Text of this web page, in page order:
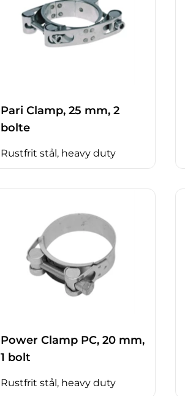
Pari Clamp, 25 mm, 2
bolte
Rustfrit stål, heavy duty
Power Clamp PC, 20 mm,
1 bolt
Rustfrit stål, heavy duty